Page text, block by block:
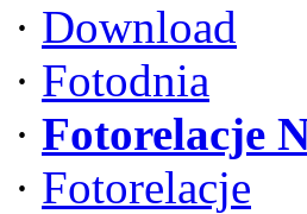
· Download
· Fotodnia
· Fotorelacje
· Fotorelacje